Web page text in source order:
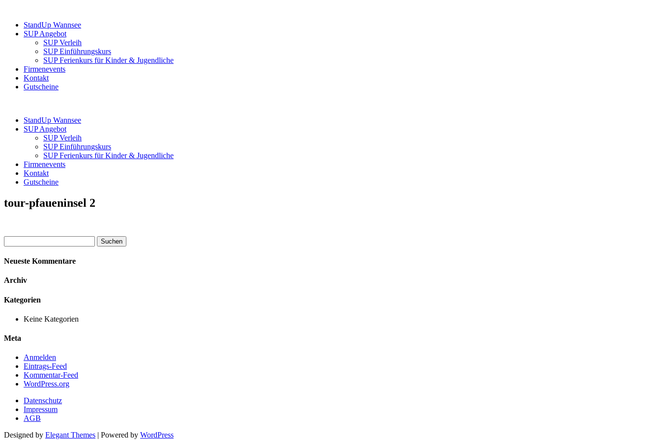
StandUp Wannsee
SUP Angebot
SUP Verleih
SUP Einführungskurs
SUP Ferienkurs für Kinder & Jugendliche
Firmenevents
Kontakt
Gutscheine
StandUp Wannsee
SUP Angebot
SUP Verleih
SUP Einführungskurs
SUP Ferienkurs für Kinder & Jugendliche
Firmenevents
Kontakt
Gutscheine
tour-pfaueninsel 2
nach:
Neueste Kommentare
Archiv
Kategorien
Keine Kategorien
Meta
Anmelden
Eintrags-Feed
Kommentar-Feed
WordPress.org
Datenschutz
Impressum
AGB
Designed by Elegant Themes | Powered by WordPress